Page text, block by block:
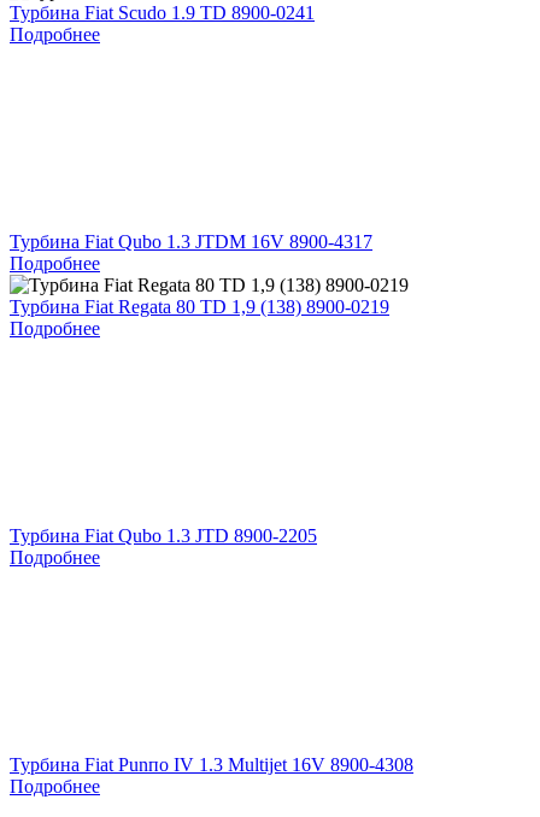
Турбина Fiat Scudo 1.9 TD 8900-0241
Подробнее
Турбина Fiat Qubo 1.3 JTDM 16V 8900-4317
Подробнее
Турбина Fiat Regata 80 TD 1,9 (138) 8900-0219
Подробнее
Турбина Fiat Qubo 1.3 JTD 8900-2205
Подробнее
Турбина Fiat Punпо IV 1.3 Multijet 16V 8900-4308
Подробнее